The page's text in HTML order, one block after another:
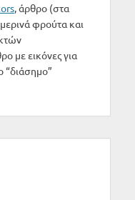
, άρθρο (στα
φρούτα και
με εικόνες για
“διάσημο”